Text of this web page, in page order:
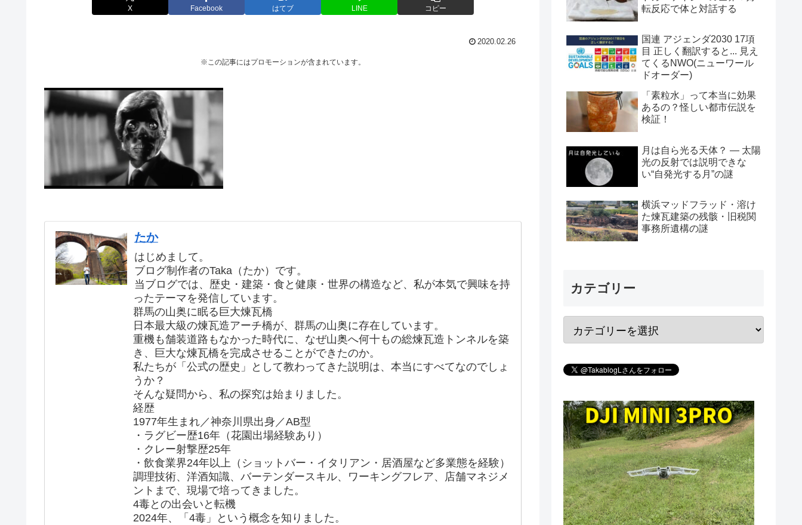
X Facebook はてブ LINE コピー
2020.02.26
※この記事にはプロモーションが含まれています。
たか
はじめまして。
ブログ制作者のTaka（たか）です。
当ブログでは、歴史・建築・食と健康・世界の構造など、私が本気で興味を持
ったテーマを発信しています。
群馬の山奥に眠る巨大煉瓦橋
日本最大級の煉瓦造アーチ橋が、群馬の山奥に存在しています。
重機も舗装道路もなかった時代に、なぜ山奥へ何十もの総煉瓦造トンネルを築
き、巨大な煉瓦橋を完成させることができたのか。
私たちが「公式の歴史」として教わってきた説明は、本当にすべてなのでしょ
うか？
そんな疑問から、私の探究は始まりました。
経歴
1977年生まれ／神奈川県出身／AB型
・ラグビー歴16年（花園出場経験あり）
・クレー射撃歴25年
・飲食業界24年以上（ショットバー・イタリアン・居酒屋など多業態を経験）
調理技術、洋酒知識、バーテンダースキル、ワーキングフレア、店舗マネジメ
ントまで、現場で培ってきました。
4毒との出会いと転機
2024年、「4毒」という概念を知りました。
転反応で体と対話する
国連 アジェンダ2030 17項
目 正しく翻訳すると... 見え
てくるNWO(ニューワール
ドオーダー)
「素粒水」って本当に効果
あるの？怪しい都市伝説を
検証！
月は自ら光る天体？ ― 太陽
光の反射では説明できな
い“自発光する月”の謎
横浜マッドフラッド・溶け
た煉瓦建築の残骸・旧税関
事務所遺構の謎
カテゴリー